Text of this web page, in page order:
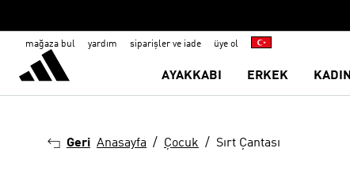
mağaza bul yardım siparişler ve iade üye ol
AYAKKABI ERKEK KADIN
Geri Anasayfa Çocuk Sırt Çantası